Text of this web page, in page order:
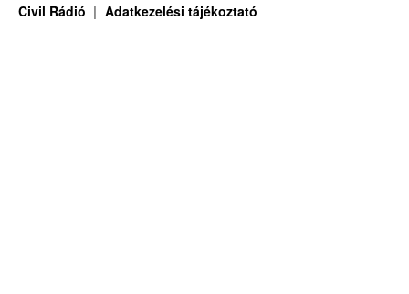
Civil Rádió Adatkezelési tájékoztató